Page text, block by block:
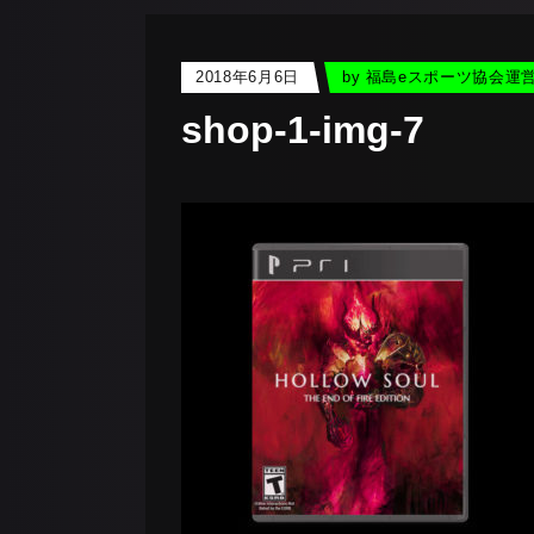
2018年6月6日 by 福島eスポーツ協会運
shop-1-img-7